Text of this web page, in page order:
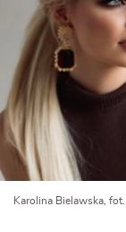
Karolina Bielawska,